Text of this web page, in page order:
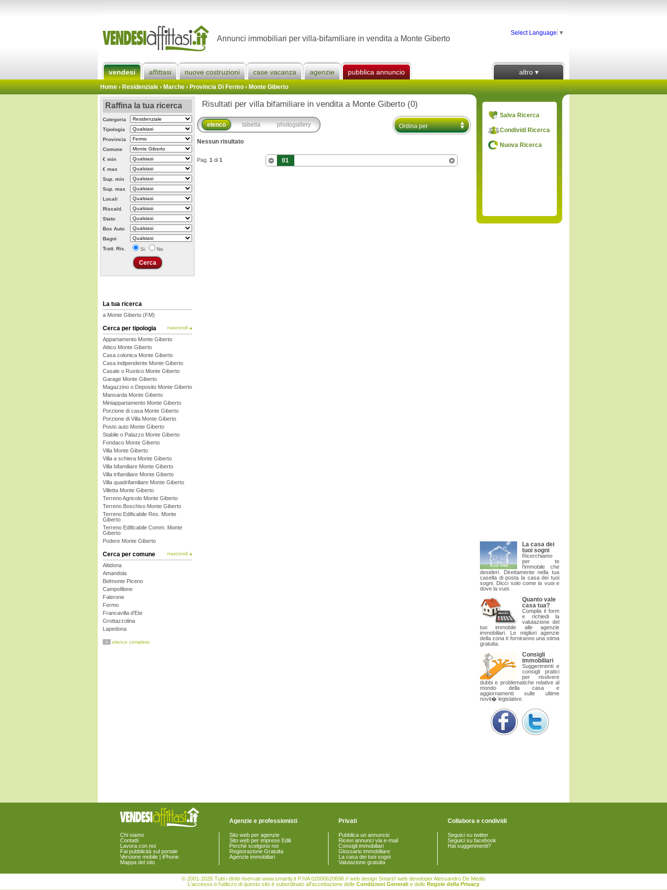
Annunci immobiliari per villa-bifamiliare in vendita a Monte Giberto
vendesi affittasi nuove costruzioni case vacanza agenzie pubblica annuncio altro ▾
Select Language ▼
Home› Residenziale › Marche ›Provincia Di Fermo›Monte Giberto
Raffina la tua ricerca
Categoria
Tipologia
Provincia
Comune
€ min
€ max
Sup. min
Sup. max
Locali
Riscald.
Stato
Box Auto
Bagni
Tratt. Ris.
Si No
La tua ricerca
a Monte Giberto (FM)
Cerca per tipologia nascondi ▴
Appartamento Monte Giberto
Attico Monte Giberto
Casa colonica Monte Giberto
Casa indipendente Monte Giberto
Casale o Rustico Monte Giberto
Garage Monte Giberto
Magazzino o Deposito Monte Giberto
Mansarda Monte Giberto
Miniappartamento Monte Giberto
Porzione di casa Monte Giberto
Porzione di Villa Monte Giberto
Posto auto Monte Giberto
Stabile o Palazzo Monte Giberto
Fondaco Monte Giberto
Villa Monte Giberto
Villa a schiera Monte Giberto
Villa bifamiliare Monte Giberto
Villa trifamiliare Monte Giberto
Villa quadrifamiliare Monte Giberto
Villetta Monte Giberto
Terreno Agricolo Monte Giberto
Terreno Boschivo Monte Giberto
Terreno Edificabile Res. Monte
Giberto
Terreno Edificabile Comm. Monte
Giberto
Podere Monte Giberto
Cerca per comune nascondi ▴
Altidona
Amandola
Belmonte Piceno
Campofilone
Falerone
Fermo
Francavilla d'Ete
Grottazzolina
Lapedona
Massa Fermana
Petritoli
Ponzano di Fermo
Porto San Giorgio
Rapagnano
Sant'Elpidio a Mare
Santa Vittoria in Matenano
Servigliano
Torre San Patrizio
+ elenco completo
Risultati per villa bifamiliare in vendita a Monte Giberto (0)
elenco tabella photogallery
Nessun risultato
Pag. 1 di 1 01
Salva Ricerca
Condividi Ricerca
Nuova Ricerca
La casa dei
tuoi sogni
Ricerchiamo
per te
l'immobile che
desideri. Direttamente nella tua
casella di posta la casa dei tuoi
sogni. Dicci solo come la vuoi e
dove la vuoi.
Quanto vale
casa tua?
Compila il form
e richiedi la
valutazione del
tuo immobile alle agenzie
immobiliari. Le migliori agenzie
della zona ti forniranno una stima
gratuita.
Consigli
immobiliari
Suggerimenti e
consigli pratici
per risolvere
dubbi e problematiche relative al
mondo della casa e
aggiornamenti sulle ultime
novit� legislative.
Chi siamo
Contatti
Lavora con noi
Fai pubblicità sul portale
Versione mobile | iPhone
Mappa del sito
Agenzie e professionisti
Sito web per agenzie
Sito web per imprese Edili
Perchè scelgono noi
Registrazione Gratuita
Agenzie immobiliari
Privati
Pubblica un annuncio
Ricevi annunci via e-mail
Consigli immobiliari
Glossario immobiliare
La casa dei tuoi sogni
Valutazione gratuita
Collabora e condividi
Seguici su twitter
Seguici su facebook
Hai suggerimenti?
© 2001-2026 Tutti i diritti riservati www.smartly.it P.IVA 02000620696 // web design Smart// web developer Alessandro De Medio
L'accesso o l'utilizzo di questo sito è subordinato all'accettazione delle Condizioni Generali e delle Regole della Privacy